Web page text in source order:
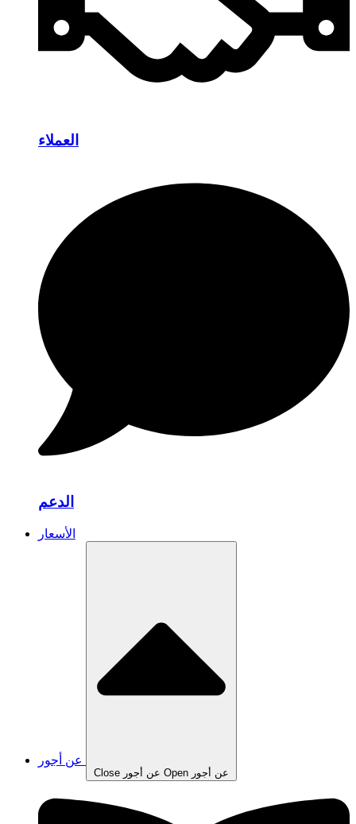
العملاء
الدعم
الأسعار
Close عن أجور Open عن أجور